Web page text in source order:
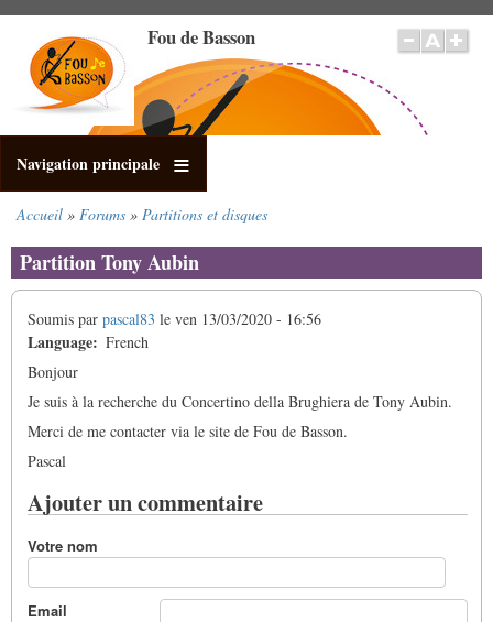
contenu
principal
Fou de Basson
Navigation principale
d'Ariane
Accueil Forums Partitions et disques
Partition Tony Aubin
Soumis par pascal83 le ven 13/03/2020 - 16:56
Language
French
Bonjour
Je suis à la recherche du Concertino della Brughiera de Tony Aubin.
Merci de me contacter via le site de Fou de Basson.
Pascal
Ajouter un commentaire
Votre nom
Email